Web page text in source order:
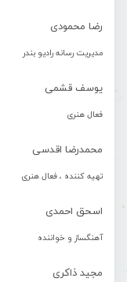
رضا محمودی
مدیریت رسانه رادیو بندر
یوسف قشمی
فعال هنری
محمدرضا اقدسی
تهیه کننده ، فعال هنری
اسحق احمدی
آهنگساز و خواننده
مجید ذاکری